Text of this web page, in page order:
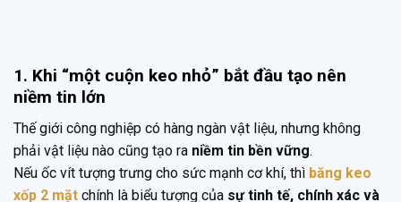
1. Khi “một cuộn keo nhỏ” bắt đầu tạo nên
niềm tin lớn
Thế giới công nghiệp có hàng ngàn vật liệu, nhưng không
phải vật liệu nào cũng tạo ra niềm tin bền vững.
Nếu ốc vít tượng trưng cho sức mạnh cơ khí, thì băng keo
xốp 2 mặt chính là biểu tượng của sự tinh tế, chính xác và